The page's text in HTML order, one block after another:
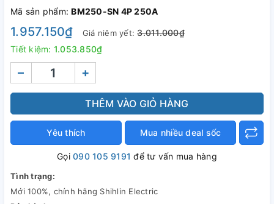
Mã sản phẩm:BM250-SN 4P 250A
1.957.150₫ Giá niêm yết:3.011.000₫
Tiết kiệm: 1.053.850₫
– +
THÊM VÀO GIỎ HÀNG
Yêu thích Mua nhiều deal sốc
Gọi090 105 9191 để tư vấn mua hàng
Tình trạng:
Mới 100%, chính hãng Shihlin Electric